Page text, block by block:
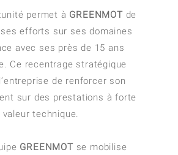
permet à GREENMOT de
efforts sur ses domaines
avec ses près de 15 ans
Ce recentrage stratégique
de renforcer son
sur des prestations à forte
valeur technique.
GREENMOTse mobilise